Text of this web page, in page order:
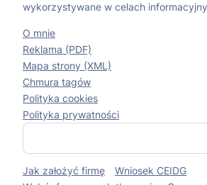
wykorzystywane w celach
O mnie
Reklama (PDF)
Mapa strony (XML)
Chmura tagów
Polityka cookies
Polityka prywatności
S
k
Jak założyć firmę
Wniosek CEIDG